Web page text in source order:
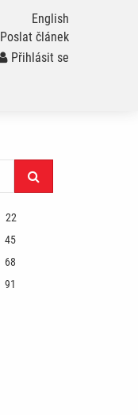
English
Poslat článek
Přihlásit se
22
45
68
91